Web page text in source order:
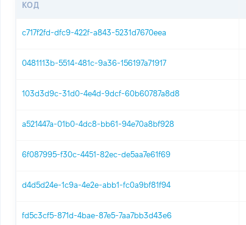
КОД
c717f2fd-dfc9-422f-a843-5231d7670eea
0481113b-5514-481c-9a36-156197a71917
103d3d9c-31d0-4e4d-9dcf-60b60787a8d8
a521447a-01b0-4dc8-bb61-94e70a8bf928
6f087995-f30c-4451-82ec-de5aa7e61f69
d4d5d24e-1c9a-4e2e-abb1-fc0a9bf81f94
fd5c3cf5-871d-4bae-87e5-7aa7bb3d43e6